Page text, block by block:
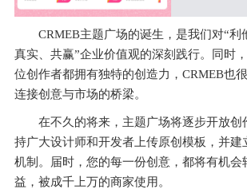
CRMEB主题广场的诞生，是我们对“利
真实、共赢”企业价值观的深刻践行。同时
位创作者都拥有独特的创造力，CRMEB也
连接创意与市场的桥梁。
在不久的将来，主题广场将逐步开放创
持广大设计师和开发者上传原创模板，并建
机制。届时，您的每一份创意，都将有机会
益，被成千上万的商家使用。